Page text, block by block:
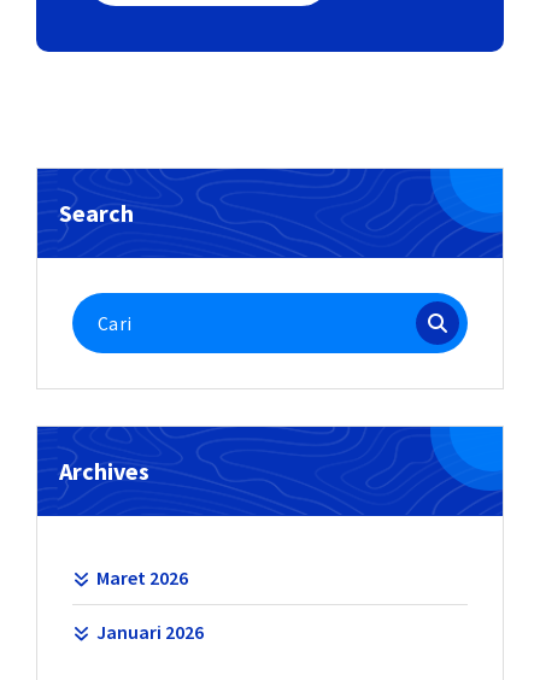
Search
Pencarian
untuk:
Archives
Maret 2026
Januari 2026